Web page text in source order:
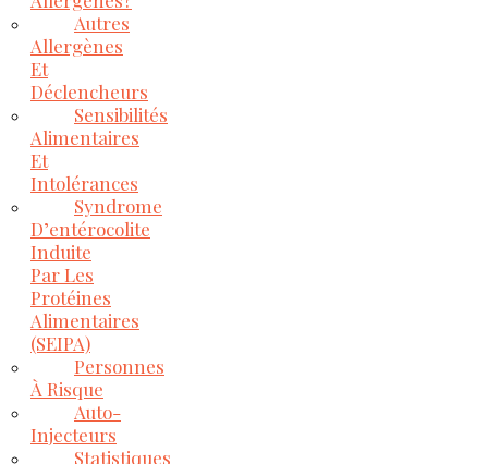
Autres
Allergènes
Et
Déclencheurs
Sensibilités
Alimentaires
Et
Intolérances
Syndrome
D’entérocolite
Induite
Par Les
Protéines
Alimentaires
(SEIPA)
Personnes
À Risque
Auto-
Injecteurs
Statistiques